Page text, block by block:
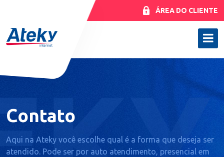
ÁREA DO CLIENTE
Contato
Aqui na Ateky você escolhe qual é a forma que deseja ser
atendido. Pode ser por auto atendimento, presencial em